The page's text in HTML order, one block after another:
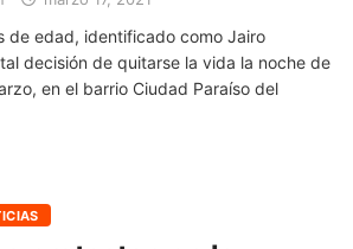
de edad, identificado como Jairo
decisión de quitarse la vida la noche de
en el barrio Ciudad Paraíso del